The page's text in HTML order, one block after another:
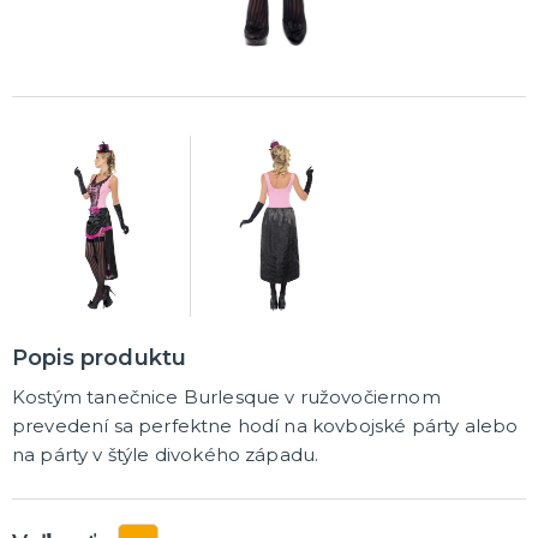
DARČEKY A ŽARTOVNÉ PREDMETY
Originálne darčeky
MIKULÁŠ
Všetko pre Mikuláša
Všetko pre anjelov
Všetko pre čertov
VIANOCE
Všetko pre elfov
Vianočné doplnky
Vianočné dekorácie
Balenie darčekov
ĎALŠIE KATEGÓRIE
SILVESTER
Popis produktu
Kostým tanečnice Burlesque v ružovočiernom
prevedení sa perfektne hodí na kovbojské párty alebo
na párty v štýle divokého západu.